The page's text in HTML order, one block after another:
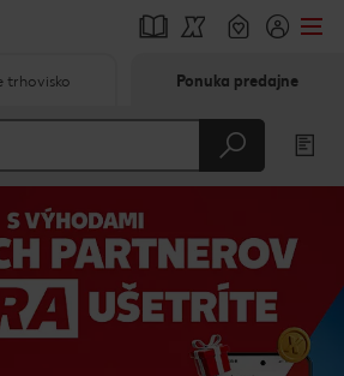
panel
trhovisko Ponuka predajne